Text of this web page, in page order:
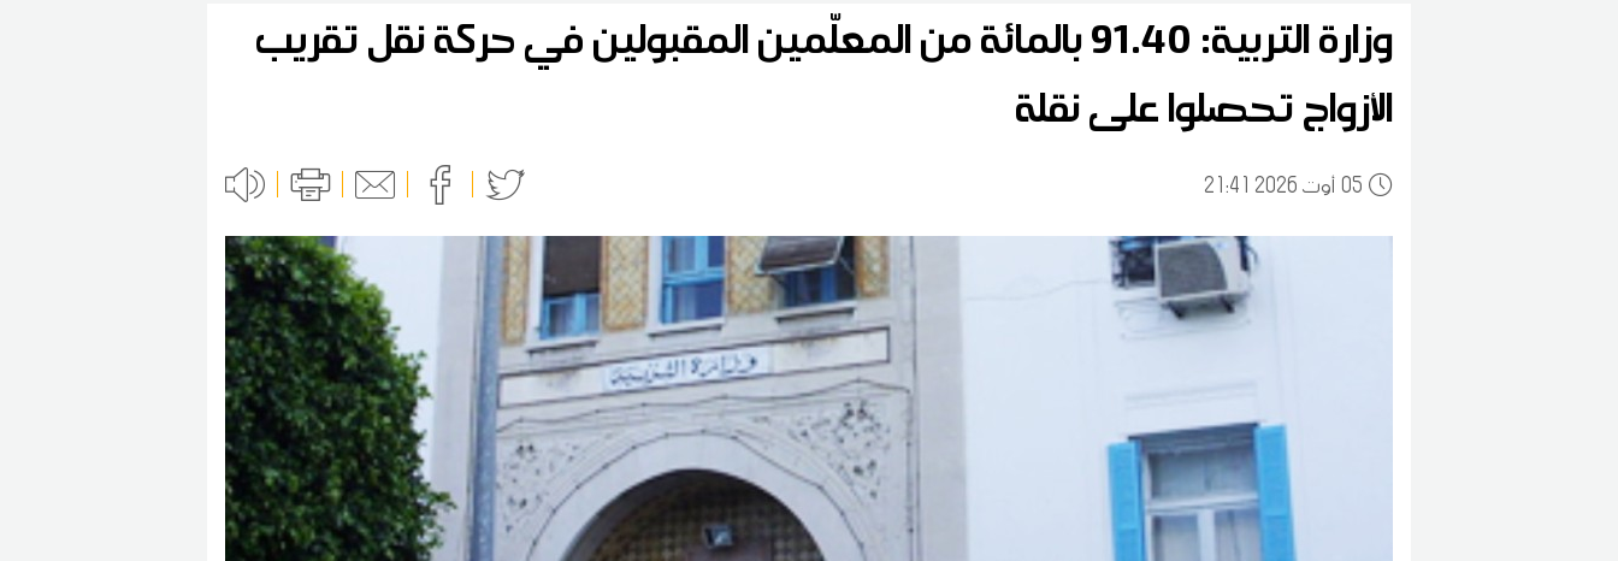
وزارة التربية: 91.40 بالمائة من المعلّمين المقبولين في حركة نقل تقريب
الأزواج تحصلوا على نقلة
0521:41 2026 أوت